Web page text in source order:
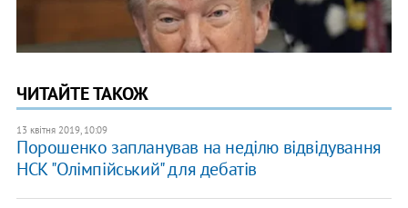
ЧИТАЙТЕ ТАКОЖ
13 квітня 2019, 10:09
Порошенко запланував на неділю відвідування
НСК "Олімпійський" для дебатів